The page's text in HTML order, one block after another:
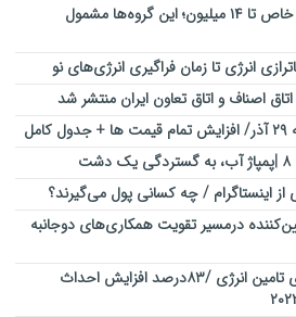
جزئیات پرداخت فوق‌العاده خاص تا ۱۴ میلیون؛ این گروه‌ها مشمول
انرژی تا زمان فراگیری انرژی‌های نو
اتاق اصناف و اتاق تعاون ایران منتشر شد
درمسیر تقویت همکاری‌های دوجانبه
تفاهم نامه صمت و نیرو برای تامین انرژی /۸۳درصد افزایش احداث